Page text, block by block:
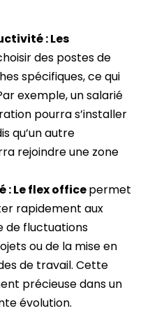
: Les
des postes de
spécifiques, ce qui
exemple, un salarié
pourra s’installer
qu’un autre
rejoindre une zone
Le flex officepermet
rapidement aux
de fluctuations
ou de la mise en
de travail. Cette
précieuse dans un
évolution.